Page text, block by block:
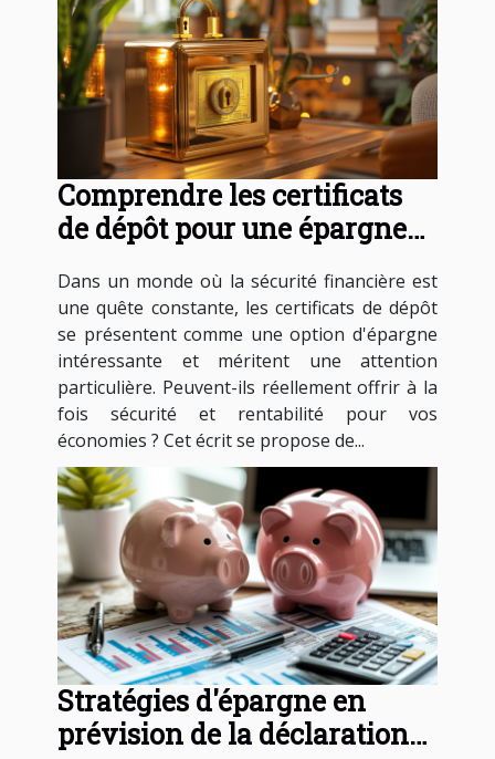
Comprendre les certificats
de dépôt pour une épargne
Dans un monde où la sécurité financière est
une quête constante, les certificats de dépôt
se présentent comme une option d'épargne
intéressante et méritent une attention
particulière. Peuvent-ils réellement offrir à la
fois sécurité et rentabilité pour vos
économies ? Cet écrit se propose de...
Stratégies d'épargne en
prévision de la déclaration